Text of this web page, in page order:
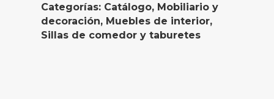
Categorías: Catálogo, Mobiliario y
decoración, Muebles de interior,
Sillas de comedor y taburetes